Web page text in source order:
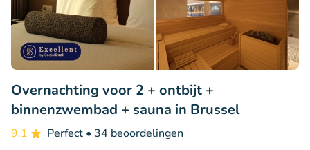
Overnachting voor 2 + ontbijt +
binnenzwembad + sauna in Brussel
9.1 Perfect • 34 beoordelingen